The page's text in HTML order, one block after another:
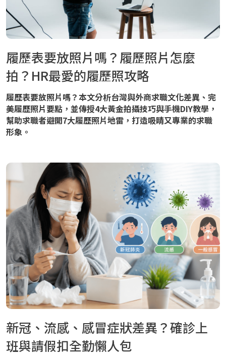
履歷表要放照片嗎？履歷照片怎麼
拍？HR最愛的履歷照攻略
履歷表要放照片嗎？本文分析台灣與外商求職文化差異、完
美履歷照片要點，並傳授4大黃金拍攝技巧與手機DIY教學，
幫助求職者避開7大履歷照片地雷，打造吸睛又專業的求職
形象。
新冠、流感、感冒症狀差異？確診上
班與請假扣全勤懶人包